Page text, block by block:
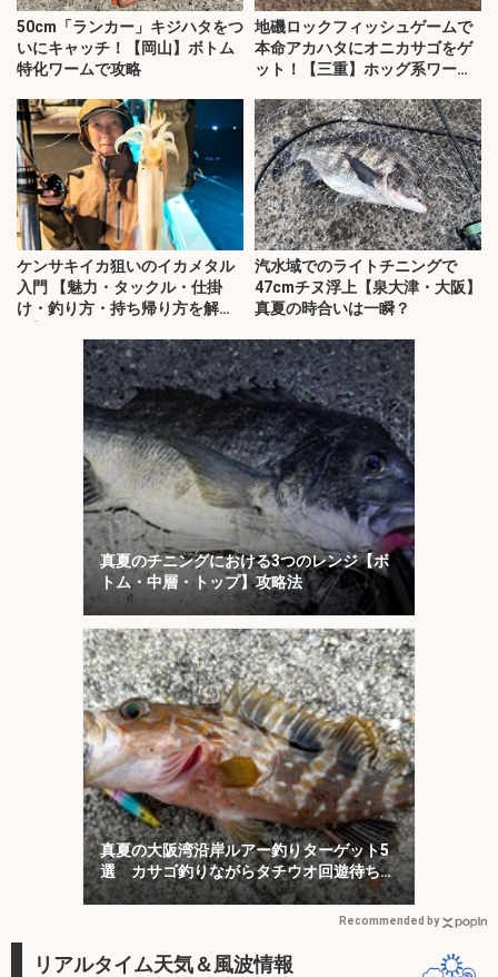
50cm「ランカー」キジハタをつ
いにキャッチ！【岡山】ボトム
特化ワームで攻略
地磯ロックフィッシュゲームで
本命アカハタにオニカサゴをゲ
ット！【三重】ホッグ系ワーム
ケンサキイカ狙いのイカメタル
入門 【魅力・タックル・仕掛
け・釣り方・持ち帰り方を解
汽水域でのライトチニングで
47cmチヌ浮上【泉大津・大阪】
真夏の時合いは一瞬？
真夏のチニングにおける3つのレンジ【ボ
トム・中層・トップ】攻略法
真夏の大阪湾沿岸ルアー釣りターゲット5
選 カサゴ釣りながらタチウオ回遊待ちが
オススメ？
Recommended by
リアルタイム天気＆風波情報